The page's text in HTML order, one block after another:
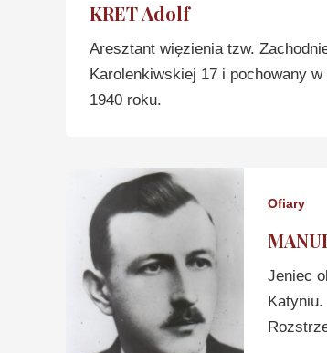
KRET Adolf
Aresztant więzienia tzw.
Karolenkiwskiej 17 i pochowany
1940 roku.
Ofiary
Jeniec